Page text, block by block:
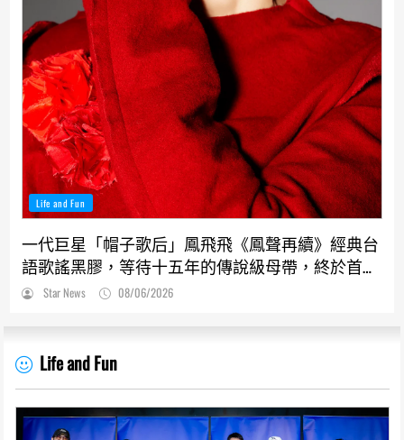
Life and Fun
一代巨星「帽子歌后」鳳飛飛《鳳聲再續》經典台
語歌謠黑膠，等待十五年的傳說級母帶，終於首度
解封！
Star News 08/06/2026
Life and Fun